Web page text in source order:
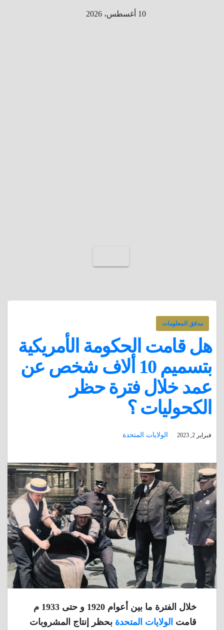
10 أغسطس، 2026
مدقق المعلومات
هل قامت الحكومة الأمريكية
بتسميم 10 ألاف شخص عن
عمد خلال فترة حظر
الكحوليات ؟
فبراير 2, 2023 الولايات المتحدة
خلال الفترة ما بين أعوام 1920 و حتى 1933 م
قامت الولايات المتحدة بحظر إنتاج المشروبات